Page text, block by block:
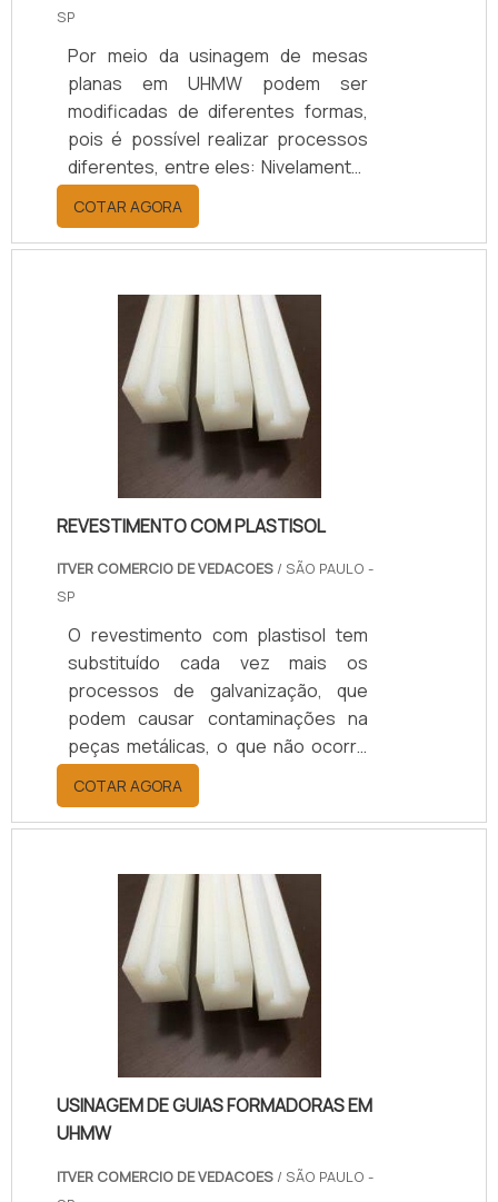
SP
Por meio da usinagem de mesas
planas em UHMW podem ser
modificadas de diferentes formas,
pois é possível realizar processos
diferentes, entre eles: Nivelamento;
Cortes; Furos;
Torneamento.Contudo, a vantagem
da usinagem em UHMW não está
transformação e recuperação, mas
é diferenciada por conferir a este
tipo de mesa maior proteção, pois o
UHMW é um produto plástico de
grande resistência a diferentes
fenômenos presentes em locais de
operações industriais, como:
tempera.
COTAR AGORA
REVESTIMENTO COM PLASTISOL
ITVER COMERCIO DE VEDACOES / SÃO PAULO -
SP
O revestimento com plastisol tem
substituído cada vez mais os
processos de galvanização, que
podem causar contaminações na
peças metálicas, o que não ocorre
com este tipo de produto, que pode
ser inserido em diferentes itens
metalizados, entre eles:
Mancais; Gancheiras.Esta
modalidade de revestimento tem
uma forte aderência e ótimo
rendimento, o que permite efetuar o
processo de aplicação em várias
peças com menor exigência do
produto, o que faz dele bastante
econômico..
COTAR AGORA
USINAGEM DE GUIAS FORMADORAS EM
UHMW
ITVER COMERCIO DE VEDACOES / SÃO PAULO -